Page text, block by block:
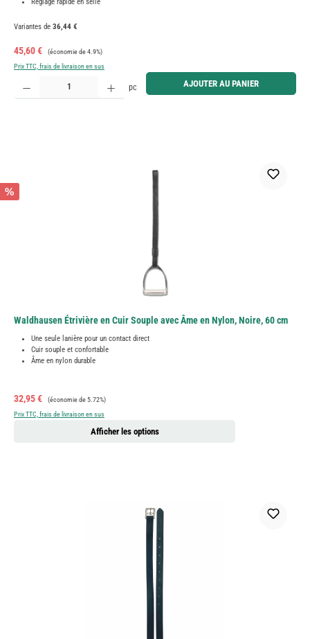
Variantes de 36,44 €
Prix de vente :
45,60 € Prix régulier :
(économie de 4.9%)
Prix TTC, frais de livraison en sus
Quantité de produit : Entrez la quantité souhaitée ou utilisez les boutons pour augmenter ou
pc AJOUTER AU PANIER
%
Waldhausen Étrivière en Cuir Souple avec Âme en Nylon, Noire, 60 cm
Une seule lanière pour un contact direct
Cuir souple et confortable
Âme en nylon durable
Prix de vente :
32,95 € Prix régulier :
(économie de 5.72%)
Prix TTC, frais de livraison en sus
Afficher les options